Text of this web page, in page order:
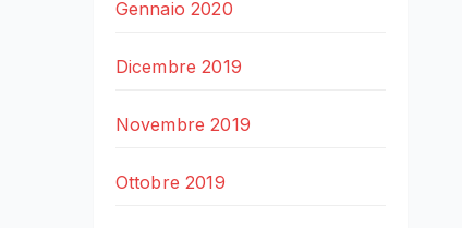
Gennaio 2020
Dicembre 2019
Novembre 2019
Ottobre 2019